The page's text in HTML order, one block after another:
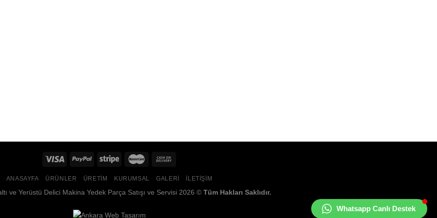
ANASAYFA ÜRÜNLER ÜRETIM KURUMSAL GALERI İLETIŞIM
ve Yerüstü Delici Makina Yedek Parça Satışı ve Servisi 2026 © Tüm Hakları Saklıdır.
Whatsapp Canlı Destek